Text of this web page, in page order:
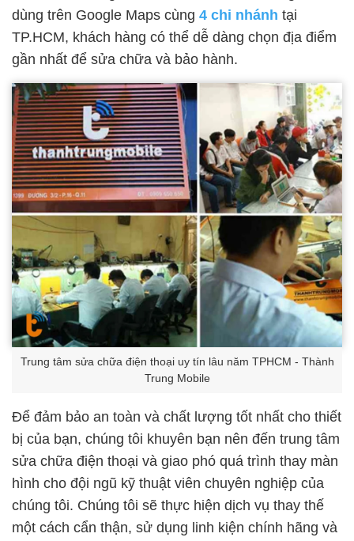
dùng trên Google Maps cùng 4 chi nhánh tại
TP.HCM, khách hàng có thể dễ dàng chọn địa điểm
gần nhất để sửa chữa và bảo hành.
Trung tâm sửa chữa điện thoại uy tín lâu năm TPHCM - Thành
Trung Mobile
Để đảm bảo an toàn và chất lượng tốt nhất cho thiết
bị của bạn, chúng tôi khuyên bạn nên đến trung tâm
sửa chữa điện thoại và giao phó quá trình thay màn
hình cho đội ngũ kỹ thuật viên chuyên nghiệp của
chúng tôi. Chúng tôi sẽ thực hiện dịch vụ thay thế
một cách cẩn thận, sử dụng linh kiện chính hãng và